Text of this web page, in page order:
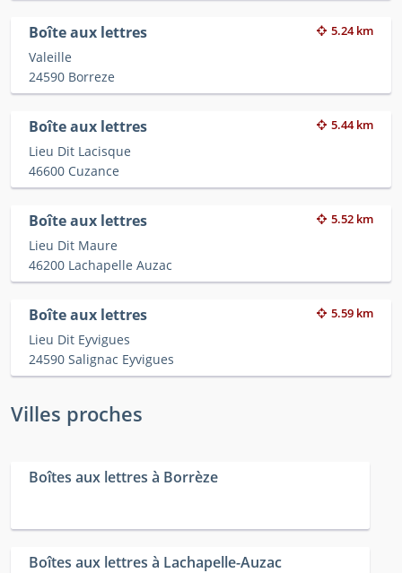
Boîte aux lettres 5.24 km
Valeille
24590 Borreze
Boîte aux lettres 5.44 km
Lieu Dit Lacisque
46600 Cuzance
Boîte aux lettres 5.52 km
Lieu Dit Maure
46200 Lachapelle Auzac
Boîte aux lettres 5.59 km
Lieu Dit Eyvigues
24590 Salignac Eyvigues
Villes proches
Boîtes aux lettres à Borrèze
Boîtes aux lettres à Lachapelle-Auzac